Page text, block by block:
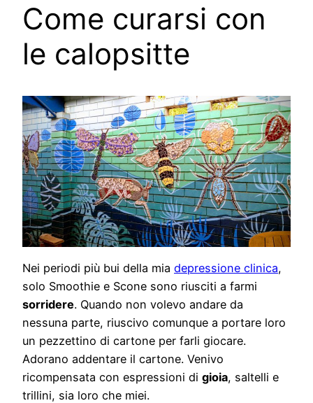
Come curarsi con
le calopsitte
Nei periodi più bui della mia depressione clinica,
solo Smoothie e Scone sono riusciti a farmi
sorridere. Quando non volevo andare da
nessuna parte, riuscivo comunque a portare loro
un pezzettino di cartone per farli giocare.
Adorano addentare il cartone. Venivo
ricompensata con espressioni di gioia, saltelli e
trillini, sia loro che miei.